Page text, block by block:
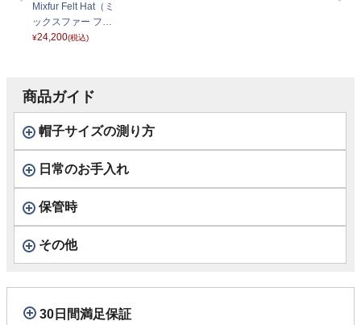
Mixfur Felt Hat（ミ
ックスファー フェ
ルトハット）671
¥24,200(税込)
商品ガイド
帽子サイズの測り方
日常のお手入れ
保管時
その他
30日間満足保証